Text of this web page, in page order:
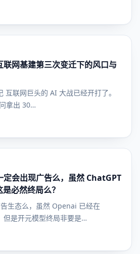
网基建第三次变迁下的风口与
互联网巨头的 AI 大战已经开打了。
拿出 30…
定会出现广告么，虽然 ChatGPT
必然终局么？
生态么，虽然 Openai 已经在
但是开元模型终局非要是…